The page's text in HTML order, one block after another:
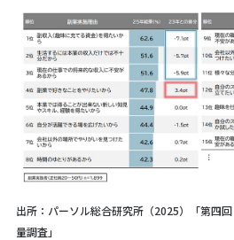
出所：パーソル総合研究所（2025）「第四
量調査」